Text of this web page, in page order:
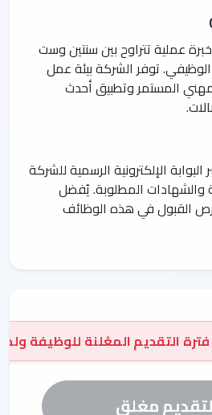
عملية تتراوح بين سنتين وست
توفر الشركة بيئة عمل
المستمر وتطبيق أحدث
الإلكترونية الرسمية للشركة
والشهادات المطلوبة. يُفضل
فرص القبول في هذه الوظائف
فترة التقديم المعُلنة للوظيفة
مغلق